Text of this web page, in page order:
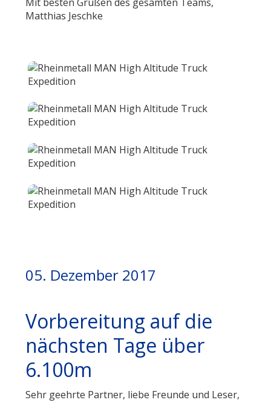
Matthias Jeschke
05. Dezember 2017
Vorbereitung auf die
nächsten Tage über
6.100m
Sehr geehrte Partner, liebe Freunde und Leser,